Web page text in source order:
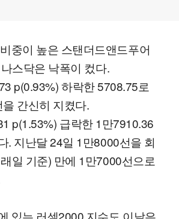
중이 높은 스탠더드앤드푸어
스닥은 낙폭이 컸다.
p(0.93%) 하락한 5708.75로
간신히 지켰다.
p(1.53%) 급락한 1만7910.36
. 지난달 24일 1만8000선을 회
일 기준) 만에 1만7000선으로
있는 러셀2000 지수도 이날은